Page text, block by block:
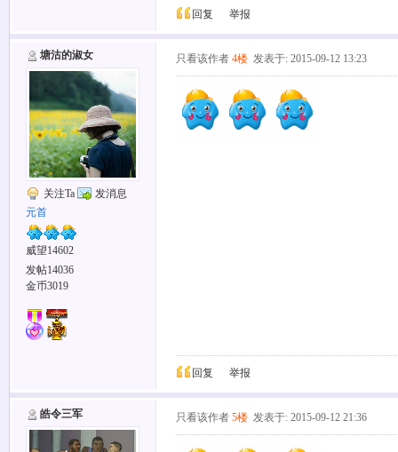
回复 举报
塘沽的淑女
关注Ta
发消息
元首
威望14602
发帖14036
金币3019
只看该作者 4楼 发表于: 2015-09-12 13:23
回复 举报
皓令三军 只看该作者 5楼 发表于: 2015-09-12 21:36